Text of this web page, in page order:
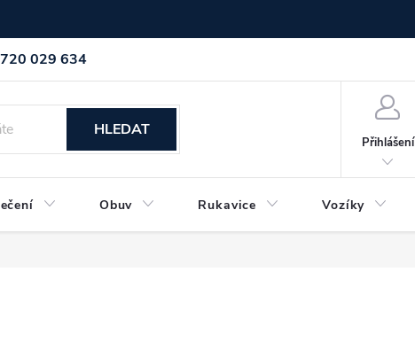
029 634
Kontakt
HLEDAT
Přihlášení
Obuv Rukavice Vozíky